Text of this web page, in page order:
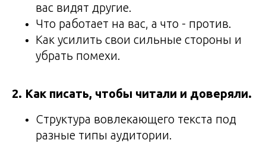
вас видят другие.
Что работает на вас, а что - против.
Как усилить свои сильные стороны и
убрать помехи.
2. Как писать, чтобы читали и доверяли.
Структура вовлекающего текста под
разные типы аудитории.